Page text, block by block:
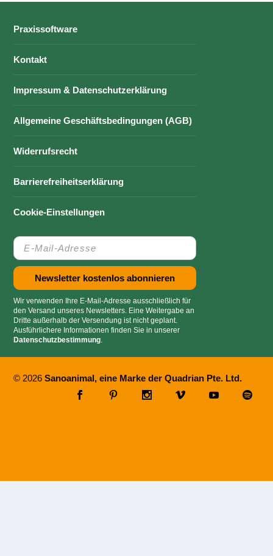
Praxissoftware
Kontakt
Impressum & Datenschutzerklärung
Allgemeine Geschäftsbedingungen (AGB)
Widerrufsrecht
Barrierefreiheitserklärung
Cookie-Einstellungen
Wir verwenden Ihre E-Mail-Adresse ausschließlich für
den Versand unseres Newsletters. Eine Weitergabe an
Dritte außerhalb der Versendung ist nicht geplant.
Ausführlichere Informationen finden Sie in unserer
Datenschutzbestimmung.
© 2026Sanoanimal, eine Marke der Quadrian Pte. Ltd.